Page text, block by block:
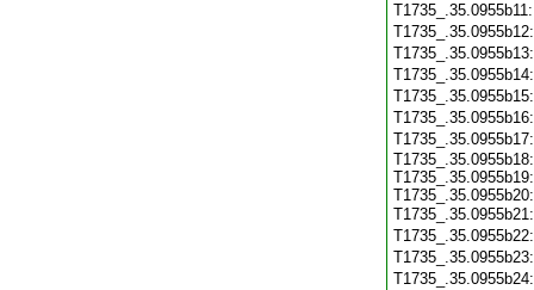
T1735_.35.0955b18:
T1735_.35.0955b19:
T1735_.35.0955b20: